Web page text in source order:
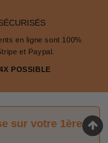
en ligne sont 100%
et Paypal.
POSSIBLE
sur votre 1ère